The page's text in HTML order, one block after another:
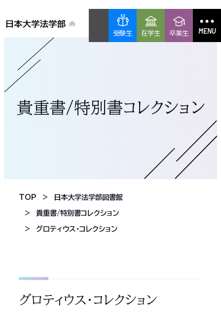
受験生 在学生 卒業生 MENU
貴重書/特別書コレクション
TOP 日本大学法学部図書館
貴重書/特別書コレクション
グロティウス・コレクション
グロティウス・コレクション